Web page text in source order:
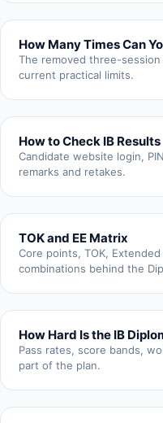
How Many Times Can
The removed three-
current practical limits.
How to Check IB Results
Candidate website login,
remarks and retakes.
TOK and EE Matrix
Core points, TOK,
combinations behind the
How Hard Is the IB
Pass rates, score bands,
part of the plan.